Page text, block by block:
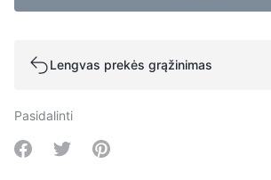
Lengvas prekės grąžinimas
Pasidalinti
Share on Facebook
Share on Twitter
Share on Pinterest